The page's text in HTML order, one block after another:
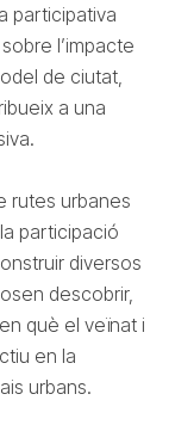
participativa
l’impacte
de ciutat,
a una
rutes urbanes
participació
diversos
descobrir,
què el veïnat i
en la
urbans.